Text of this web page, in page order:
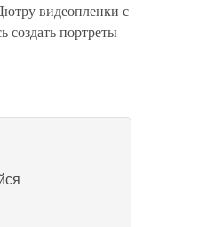
видеопленки с
создать портреты